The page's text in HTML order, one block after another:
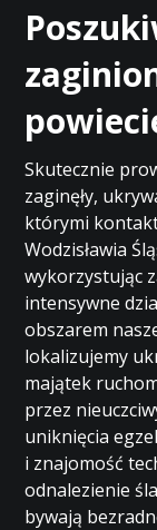
Skutecznie
zaginęły,
którymi kontakt
Wodzisławia
wykorzystując
intensywne
obszarem
lokalizujemy
majątek
przez
uniknięcia
i znajomość
odnalezienie
bywają